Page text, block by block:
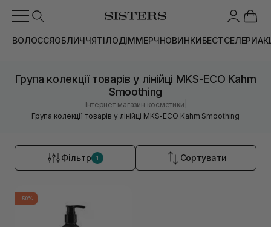
ВОЛОССЯОБЛИЧЧЯТІЛОДІММЕРЧНОВИНКИБЕСТСЕЛЕРИ
Група колекції товарів у лінійці MKS-ECO Kahm
Smoothing
Інтернет магазин косметики
Група колекції товарів у лінійці MKS-ECO Kahm Smoothing
Фільтр 1 Сортувати
-50%